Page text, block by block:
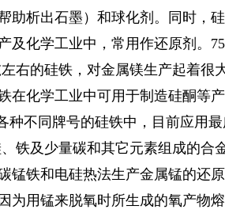
助析出石墨）和球化剂。同时，
及化学工业中，常用作还原剂。
右的硅铁，对金属镁生产起着
在化学工业中可用于制造硅酮
种不同牌号的硅铁中，目前应用
铁及少量碳和其它元素组成的
锰铁和电硅热法生产金属锰的还
为用锰来脱氧时所生成的氧产物